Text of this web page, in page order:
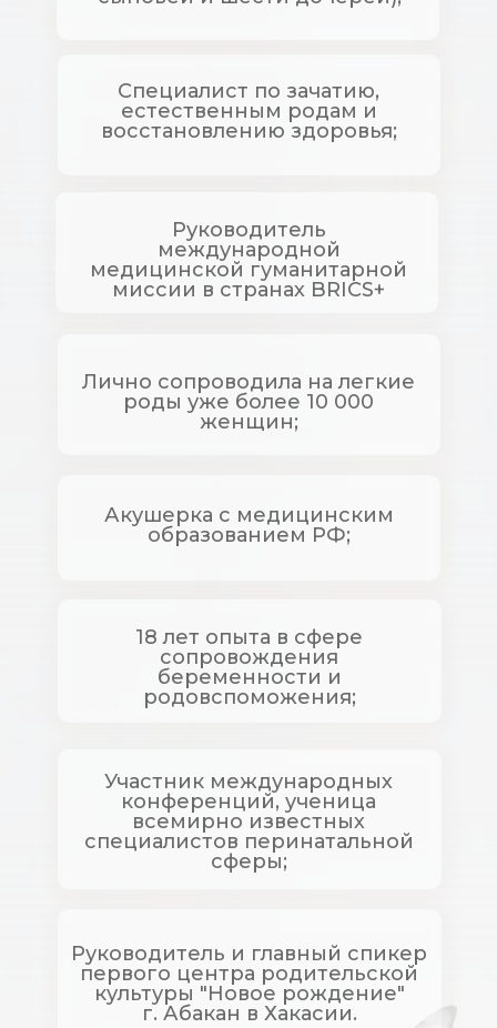
18 лет опыта в сфере
сопровождения
беременности и
родовспоможения;
Специалист по зачатию,
естественным родам и
восстановлению здоровья;
Участник международных
конференций, ученица
всемирно известных
специалистов перинатальной
сферы;
Руководитель
международной
медицинской гуманитарной
миссии в странах BRICS+
Руководитель и главный спикер
первого центра родительской
культуры "Новое рождение"
г. Абакан в Хакасии.
Лично сопроводила на легкие
роды уже более 10 000
женщин;
Акушерка с медицинским
образованием РФ;